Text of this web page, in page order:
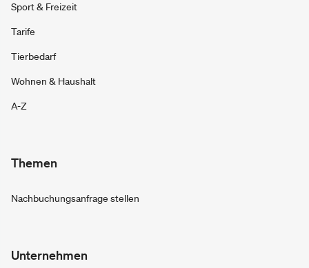
Sport & Freizeit
Tarife
Tierbedarf
Wohnen & Haushalt
A-Z
Themen
Nachbuchungsanfrage stellen
Unternehmen